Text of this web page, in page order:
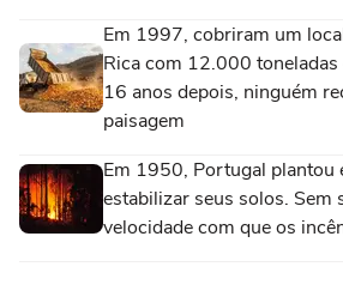
Em 1997, cobriram um
Rica com 12.000 toneladas
16 anos depois, ninguém
paisagem
Em 1950, Portugal plantou
estabilizar seus solos. Sem
velocidade com que os